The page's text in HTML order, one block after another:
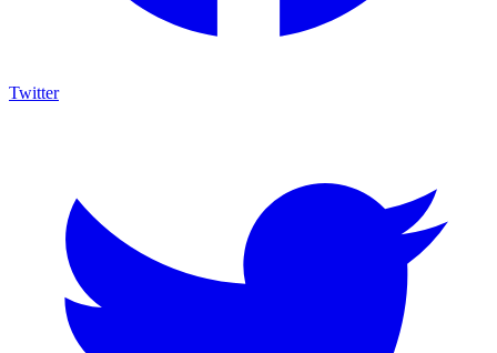
Twitter